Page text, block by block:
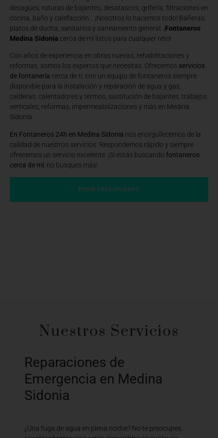
desagües, roturas de bajantes, desatascos, grifería, filtraciones en
cocina, baño y calefacción… ¡Nosotros lo hacemos todo! Bañeras,
platos de ducha, sanitarios y saneamiento general. ¡Fontaneros
Medina Sidonia cerca de mí listos para cualquier reto!
Con años de experiencia en obras nuevas, rehabilitaciones y
reformas, somos los expertos que necesitas. Ofrecemos servicios
de fontanería cerca de ti, con un equipo de fontaneros siempre
disponible para la instalación y reparación de agua y gas,
calderas, calentadores y termos, sustitución de bajantes, trabajos
verticales, reformas, impermeabilizaciones y más en Medina
Sidonia.
En Fontaneros 24h en Medina Sidonia nos enorgullecemos de la
calidad de nuestros servicios. Respondemos rápido y siempre
ofrecemos un servicio excelente. ¡Si estás buscando fontaneros
cerca de mí , no busques más!
PEDIR PRESUPUESTO
Nuestros Servicios
Reparaciones de
Emergencia en Medina
Sidonia
¿Una fuga de agua en plena noche? No te preocupes,